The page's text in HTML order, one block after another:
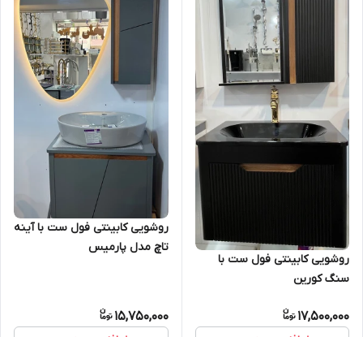
روشویی کابینتی فول ست با
سنگ کورین
17,500,000
روشویی کابینتی فول ست با آینه
تاچ مدل پارمیس
15,750,000